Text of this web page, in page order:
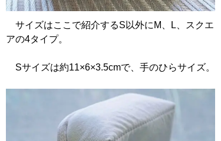
サイズはここで紹介するS以外にM、L、スクエ
アの4タイプ。
Sサイズは約11×6×3.5cmで、手のひらサイズ。